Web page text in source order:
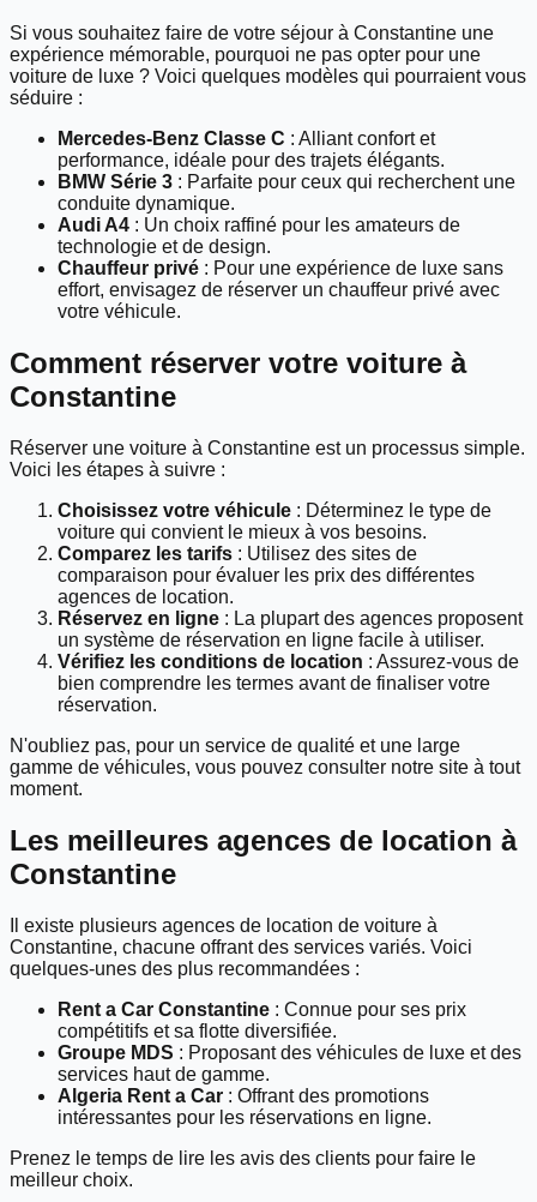
Si vous souhaitez faire de votre séjour à Constantine une
expérience mémorable, pourquoi ne pas opter pour une
voiture de luxe ? Voici quelques modèles qui pourraient vous
séduire :
Mercedes-Benz Classe C : Alliant confort et
performance, idéale pour des trajets élégants.
BMW Série 3 : Parfaite pour ceux qui recherchent une
conduite dynamique.
Audi A4 : Un choix raffiné pour les amateurs de
technologie et de design.
Chauffeur privé : Pour une expérience de luxe sans
effort, envisagez de réserver un chauffeur privé avec
votre véhicule.
Comment réserver votre voiture à
Constantine
Réserver une voiture à Constantine est un processus simple.
Voici les étapes à suivre :
Choisissez votre véhicule : Déterminez le type de
voiture qui convient le mieux à vos besoins.
Comparez les tarifs : Utilisez des sites de
comparaison pour évaluer les prix des différentes
agences de location.
Réservez en ligne : La plupart des agences proposent
un système de réservation en ligne facile à utiliser.
Vérifiez les conditions de location : Assurez-vous de
bien comprendre les termes avant de finaliser votre
réservation.
N'oubliez pas, pour un service de qualité et une large
gamme de véhicules, vous pouvez consulter notre site à tout
moment.
Les meilleures agences de location à
Constantine
Il existe plusieurs agences de location de voiture à
Constantine, chacune offrant des services variés. Voici
quelques-unes des plus recommandées :
Rent a Car Constantine : Connue pour ses prix
compétitifs et sa flotte diversifiée.
Groupe MDS : Proposant des véhicules de luxe et des
services haut de gamme.
Algeria Rent a Car : Offrant des promotions
intéressantes pour les réservations en ligne.
Prenez le temps de lire les avis des clients pour faire le
meilleur choix.